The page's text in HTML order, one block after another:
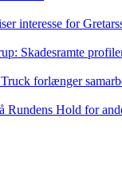
interesse for
Skadesramte
forlænger
Rundens Hold for